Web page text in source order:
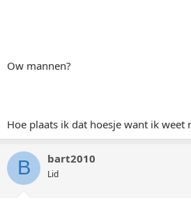
Ow mannen?
Hoe plaats ik dat hoesje want ik weet
B bart2010
Lid